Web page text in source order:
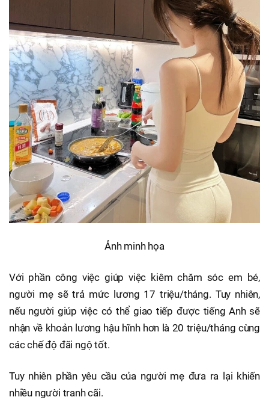
Ảnh minh họa
Với phần công việc giúp việc kiêm chăm sóc em bé,
người mẹ sẽ trả mức lương 17 triệu/tháng. Tuy nhiên,
nếu người giúp việc có thể giao tiếp được tiếng Anh sẽ
nhận về khoản lương hậu hĩnh hơn là 20 triệu/tháng cùng
các chế độ đãi ngộ tốt.
Tuy nhiên phần yêu cầu của người mẹ đưa ra lại khiến
nhiều người tranh cãi.